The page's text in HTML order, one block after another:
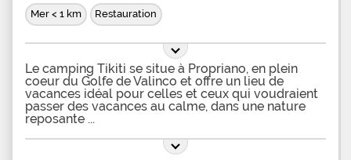
Mer < 1 km Restauration
Le camping Tikiti se situe à Propriano, en plein
coeur du Golfe de Valinco et offre un lieu de
vacances idéal pour celles et ceux qui voudraient
passer des vacances au calme, dans une nature
reposante